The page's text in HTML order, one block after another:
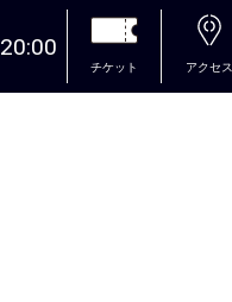
20:00
チケット アクセス